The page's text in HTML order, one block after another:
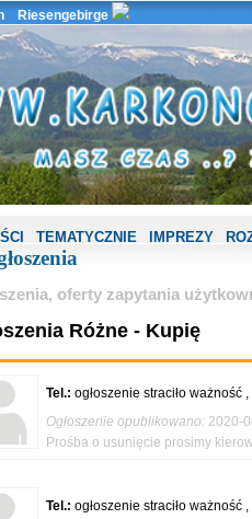
Riesengebirge
TEMATYCZNIE IMPREZY
oferty zapytania
Różne - Kupię
Tel.: ogłoszenie straciło ważność ,
Ogłoszenie opublikowano: 2020-
Prośba o usunięcie prosimy
Tel.: ogłoszenie straciło ważność ,